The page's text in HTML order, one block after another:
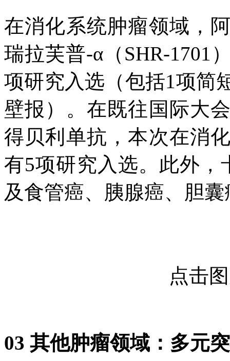
在消化系统肿瘤领域，
瑞拉芙普-α（SHR-1701
项研究入选（包括1项简
壁报）。在既往国际大
得贝利单抗，本次在消
有5项研究入选。此外
及食管癌、胰腺癌、胆
点击
03 其他肿瘤领域： 多元